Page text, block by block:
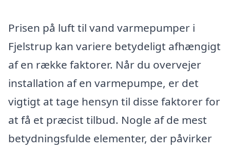
Prisen på luft til vand varmepumper i
Fjelstrup kan variere betydeligt afhængigt
af en række faktorer. Når du overvejer
installation af en varmepumpe, er det
vigtigt at tage hensyn til disse faktorer for
at få et præcist tilbud. Nogle af de mest
betydningsfulde elementer, der påvirker